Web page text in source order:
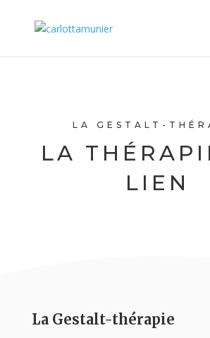
LA GESTALT-
LA
LIEN
La Gestalt-thérapie